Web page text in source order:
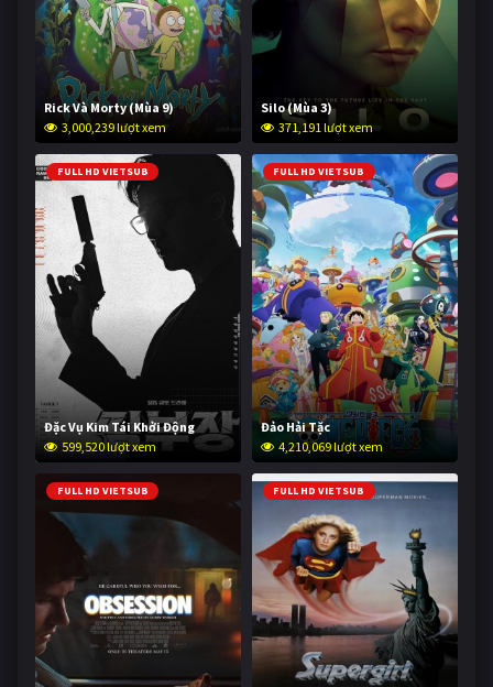
Rick Và Morty (Mùa 9)
3,000,239 lượt xem
Silo (Mùa 3)
371,191 lượt xem
FULL HD VIETSUB
Đặc Vụ Kim Tái Khởi Động
599,520 lượt xem
FULL HD VIETSUB
Đảo Hải Tặc
4,210,069 lượt xem
FULL HD VIETSUB FULL HD VIETSUB